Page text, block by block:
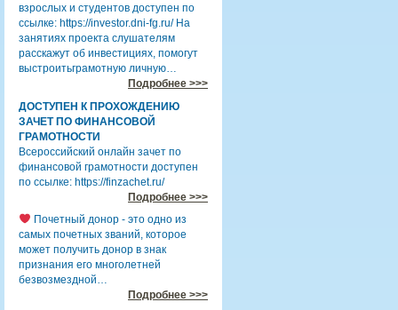
взрослых и студентов доступен по
ссылке: https://investor.dni-fg.ru/ На
занятиях проекта слушателям
расскажут об инвестициях, помогут
выстроитьграмотную личную…
Подробнее >>>
ДОСТУПЕН К ПРОХОЖДЕНИЮ
ЗАЧЕТ ПО ФИНАНСОВОЙ
ГРАМОТНОСТИ
Всероссийский онлайн зачет по
финансовой грамотности доступен
по ссылке: https://finzachet.ru/
Подробнее >>>
Почетный донор - это одно из
самых почетных званий, которое
может получить донор в знак
признания его многолетней
безвозмездной…
Подробнее >>>